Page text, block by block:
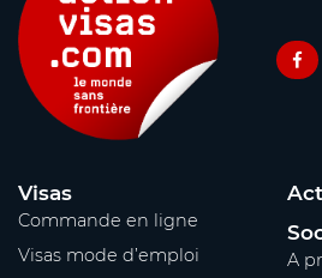
Visas
Commande en ligne
Visas mode d’emploi
A